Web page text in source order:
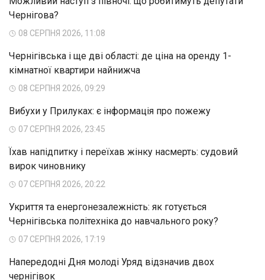
Чернігова?
08 СЕРПНЯ 2026, 11:08
Чернігівська і ще дві області: де ціна на оренду 1-
кімнатної квартири найнижча
08 СЕРПНЯ 2026, 09:29
Вибухи у Прилуках: є інформація про пожежу
07 СЕРПНЯ 2026, 23:45
Їхав напідпитку і переїхав жінку насмерть: судовий
вирок чиновнику
07 СЕРПНЯ 2026, 20:22
Укриття та енергонезалежність: як готується
Чернігівська політехніка до навчального року?
07 СЕРПНЯ 2026, 17:19
Напередодні Дня молоді Уряд відзначив двох
чернігівок